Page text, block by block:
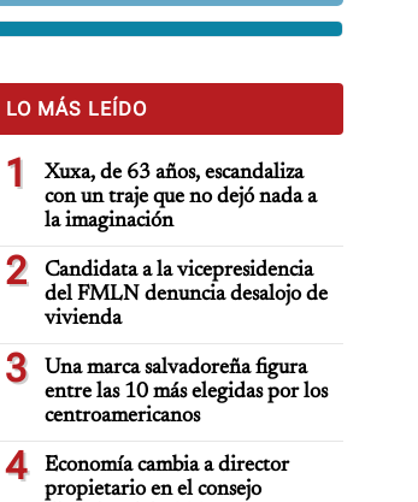
LO MÁS LEÍDO
1
Xuxa, de 63 años, escandaliza
con un traje que no dejó nada a
la imaginación
2
Candidata a la vicepresidencia
del FMLN denuncia desalojo de
vivienda
3
Una marca salvadoreña figura
entre las 10 más elegidas por los
centroamericanos
4
Economía cambia a director
propietario en el consejo